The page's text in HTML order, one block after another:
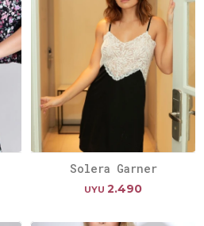
Solera Garner
UYU 2.490